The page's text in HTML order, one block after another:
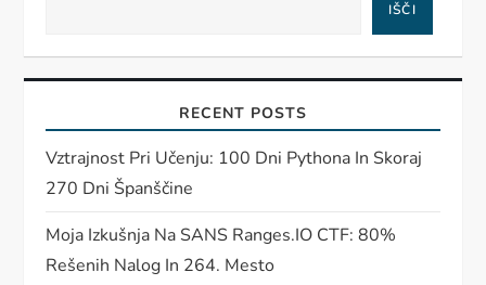
IŠČI
RECENT POSTS
Vztrajnost Pri Učenju: 100 Dni Pythona In Skoraj
270 Dni Španščine
Moja Izkušnja Na SANS Ranges.IO CTF: 80%
Rešenih Nalog In 264. Mesto